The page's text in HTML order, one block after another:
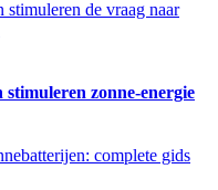
zonne-energie